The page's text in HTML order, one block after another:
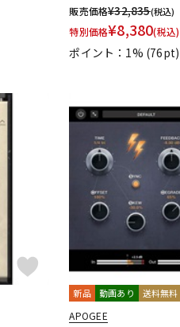
販売価格¥32,835(税込)
特別価格¥8,380(税込)
ポイント：1% (76pt)
新品 動画あり 送料無料
APOGEE